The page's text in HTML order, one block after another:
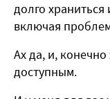
долго
включая
Ах да, и,
доступным.